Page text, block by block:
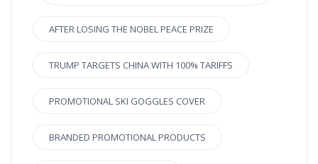
AFTER LOSING THE NOBEL PEACE PRIZE
TRUMP TARGETS CHINA WITH 100% TARIFFS
PROMOTIONAL SKI GOGGLES COVER
BRANDED PROMOTIONAL PRODUCTS